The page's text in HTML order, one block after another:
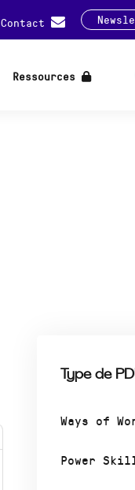
Contact
Ressources
Type de
Ways of
Power